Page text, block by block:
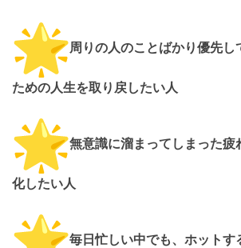
周りの人のことばかり優先し
ための人生を取り戻したい人
無意識に溜まってしまった疲
化したい人
毎日忙しい中でも、ホットす